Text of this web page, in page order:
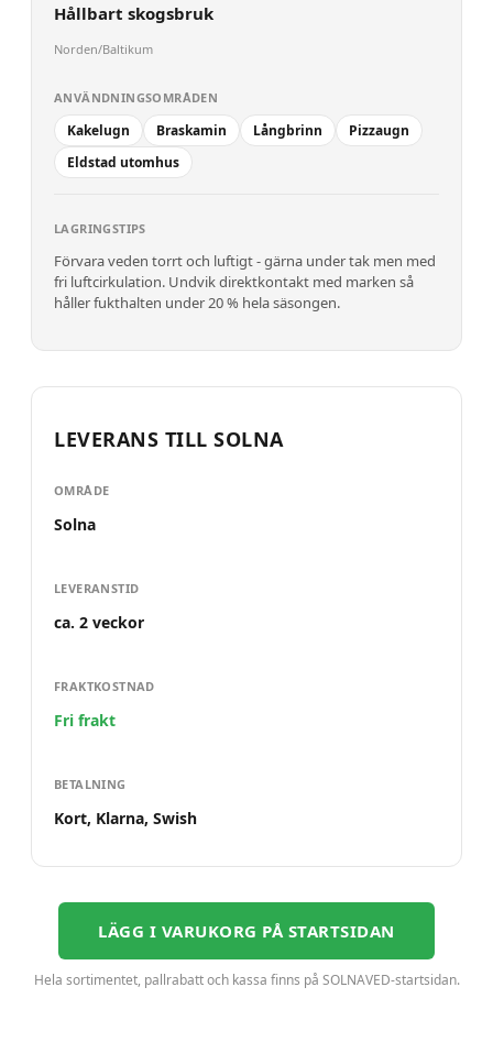
Hållbart skogsbruk
Norden/Baltikum
ANVÄNDNINGSOMRÅDEN
Kakelugn Braskamin Långbrinn
Pizzaugn
Eldstad utomhus
LAGRINGSTIPS
Förvara veden torrt och luftigt - gärna under tak men med
fri luftcirkulation. Undvik direktkontakt med marken så
håller fukthalten under 20 % hela säsongen.
LEVERANS TILL SOLNA
OMRÅDE
Solna
LEVERANSTID
ca. 2 veckor
FRAKTKOSTNAD
Fri frakt
BETALNING
Kort, Klarna, Swish
LÄGG I VARUKORG PÅ STARTSIDAN
Hela sortimentet, pallrabatt och kassa finns på SOLNAVED-startsidan.